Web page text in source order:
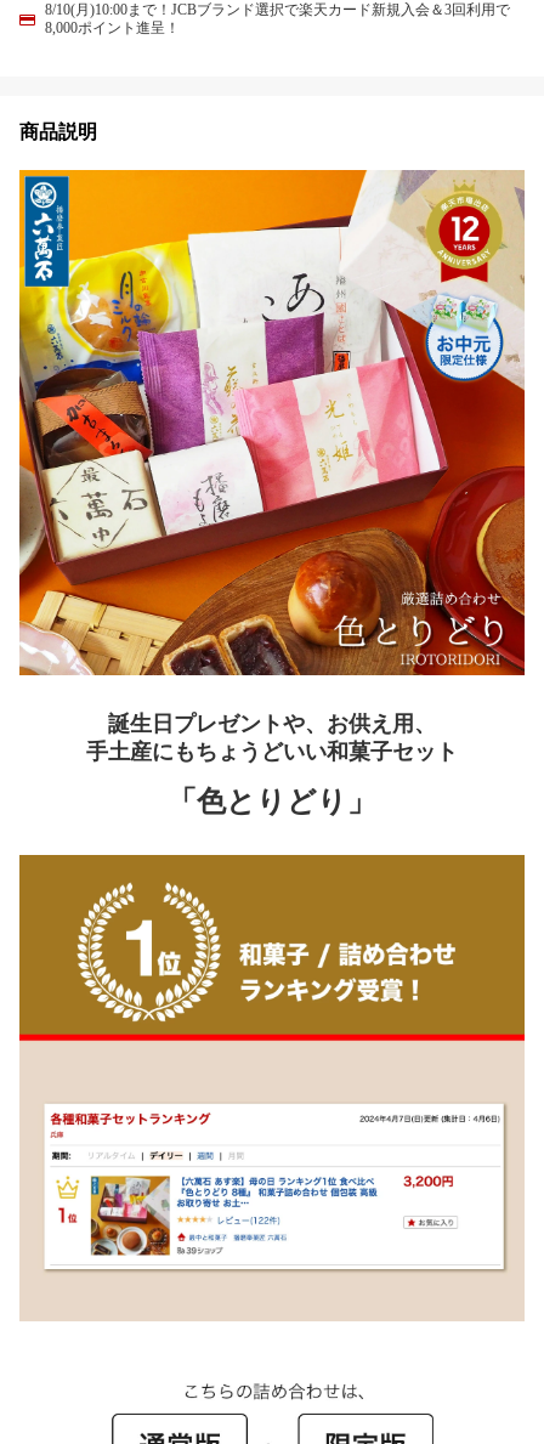
8/10(月)10:00まで！JCBブランド選択で楽天カード新規入会＆3回利用で
8,000ポイント進呈！
商品説明
誕生日プレゼントや、お供え用、
手土産にもちょうどいい和菓子セット
「色とりどり」